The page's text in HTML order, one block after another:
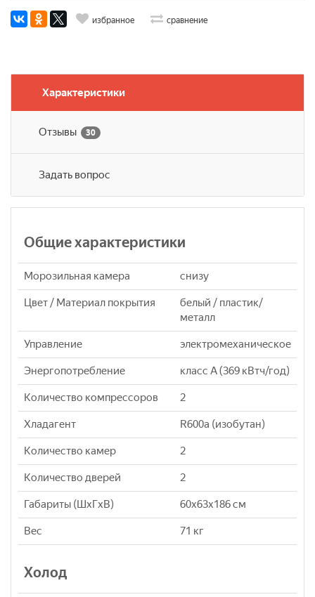
избранное сравнение
Характеристики
Отзывы 30
Задать вопрос
Общие характеристики
Морозильная камера снизу
Цвет / Материал покрытия
белый / пластик/
металл
Управление электромеханическое
Энергопотребление класс A (369 кВтч/год)
Количество компрессоров 2
Хладагент R600a (изобутан)
Количество камер 2
Количество дверей 2
Габариты (ШxГxВ) 60x63x186 см
Вес 71 кг
Холод